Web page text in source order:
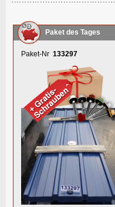
Paket des Tages
Paket-Nr 133297